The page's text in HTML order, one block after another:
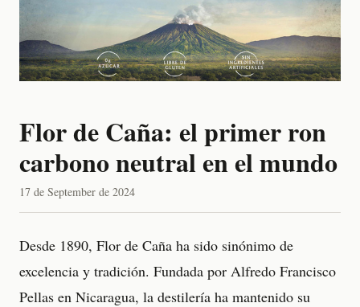
Flor de Caña: el primer ron
carbono neutral en el mundo
17 de September de 2024
Desde 1890, Flor de Caña ha sido sinónimo de
excelencia y tradición. Fundada por Alfredo Francisco
Pellas en Nicaragua, la destilería ha mantenido su